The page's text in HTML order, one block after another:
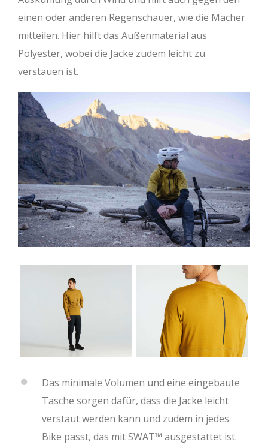
einen oder anderen Regenschauer, wie die Macher
mitteilen. Hier hilft das Außenmaterial aus
Polyester, wobei die Jacke zudem leicht zu
verstauen ist.
Das minimale Volumen und eine eingebaute
Tasche sorgen dafür, dass die Jacke leicht
verstaut werden kann und zudem in jedes
Bike passt, das mit SWAT™ ausgestattet ist.